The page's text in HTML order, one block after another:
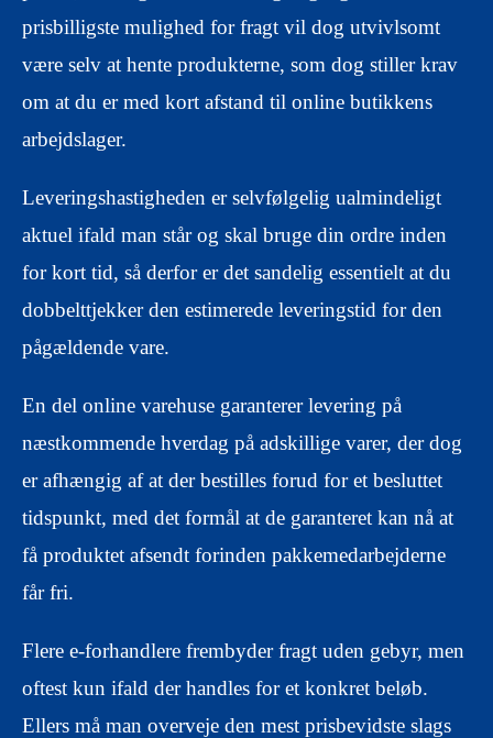
prisbilligste mulighed for fragt vil dog utvivlsomt
være selv at hente produkterne, som dog stiller krav
om at du er med kort afstand til online butikkens
arbejdslager.
Leveringshastigheden er selvfølgelig ualmindeligt
aktuel ifald man står og skal bruge din ordre inden
for kort tid, så derfor er det sandelig essentielt at du
dobbelttjekker den estimerede leveringstid for den
pågældende vare.
En del online varehuse garanterer levering på
næstkommende hverdag på adskillige varer, der dog
er afhængig af at der bestilles forud for et besluttet
tidspunkt, med det formål at de garanteret kan nå at
få produktet afsendt forinden pakkemedarbejderne
får fri.
Flere e-forhandlere frembyder fragt uden gebyr, men
oftest kun ifald der handles for et konkret beløb.
Ellers må man overveje den mest prisbevidste slags